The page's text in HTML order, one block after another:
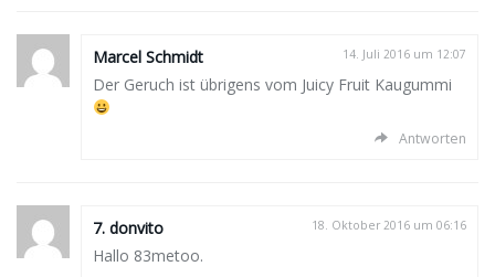
Marcel Schmidt 14. Juli 2016 um 12:07
Der Geruch ist übrigens vom Juicy Fruit Kaugummi
Antworten
7. donvito 18. Oktober 2016 um 06:16
Hallo 83metoo.